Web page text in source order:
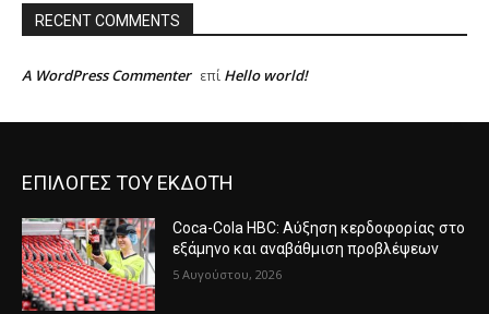
RECENT COMMENTS
A WordPress Commenter επί Hello world!
ΕΠΙΛΟΓΕΣ ΤΟΥ ΕΚΔΟΤΗ
Coca-Cola HBC: Αύξηση κερδοφορίας στο
εξάμηνο και αναβάθμιση προβλέψεων
5 Αυγούστου, 2026